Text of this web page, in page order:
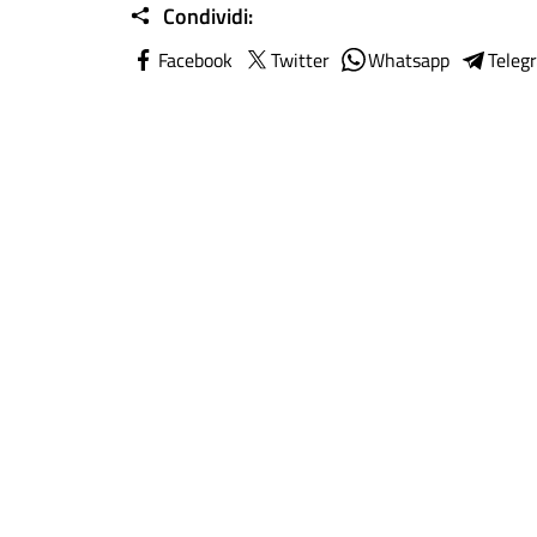
Condividi:
Facebook Twitter Whatsapp